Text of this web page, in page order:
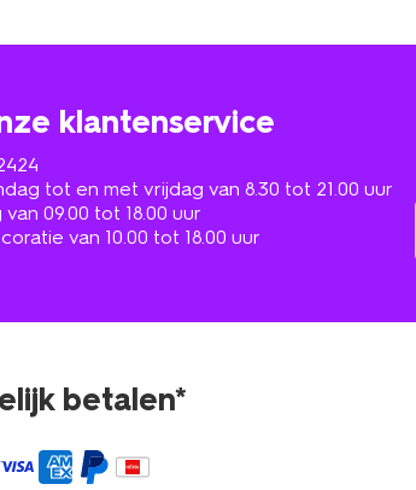
klantenservice
tot en met vrijdag van 8.30 tot 21.00 uur
09.00 tot 18.00 uur
van 10.00 tot 18.00 uur
betalen*